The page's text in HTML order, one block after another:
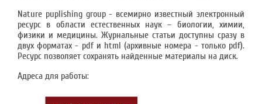
Nature puplishing group - всемирно известный электронный
ресурс в области естественных наук – биологии, химии,
физики и медицины. Журнальные статьи доступны сразу в
двух форматах - pdf и html (архивные номера - только pdf).
Ресурс позволяет сохранять найденные материалы на диск.
Адреса для работы: